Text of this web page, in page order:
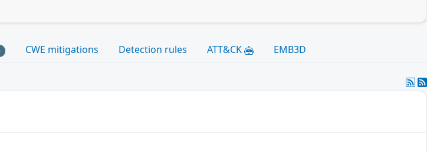
CWE mitigations Detection rules ATT&CK EMB3D